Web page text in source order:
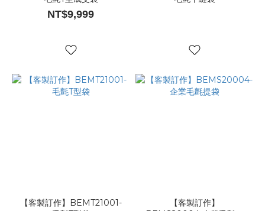
NT$9,999
【客製訂作】BEMT21001-
【客製訂作】